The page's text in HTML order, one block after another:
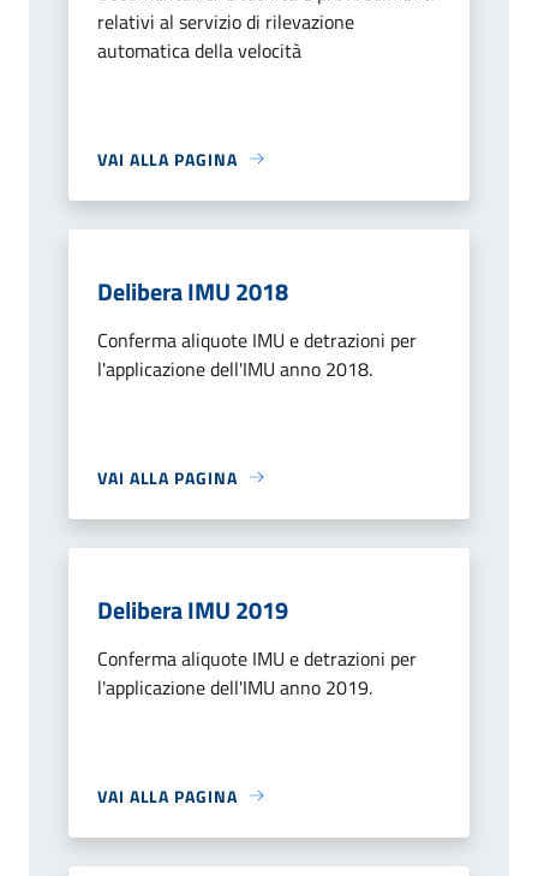
relativi al servizio di rilevazione
automatica della velocità
VAI ALLA PAGINA
Delibera IMU 2018
Conferma aliquote IMU e detrazioni per
l'applicazione dell'IMU anno 2018.
VAI ALLA PAGINA
Delibera IMU 2019
Conferma aliquote IMU e detrazioni per
l'applicazione dell'IMU anno 2019.
VAI ALLA PAGINA